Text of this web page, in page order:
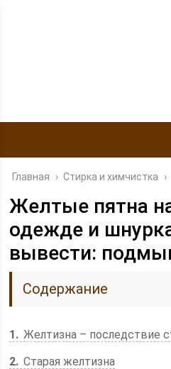
Главная › Стирка и химчистка ›
Желтые пятна
одежде и
вывести:
Содержание
1
Желтизна – последствие
2 Старая желтизна